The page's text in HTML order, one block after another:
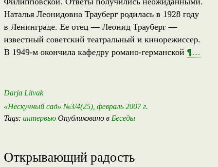
Наталья Леонидовна Трауберг родилась в 1928 году
в Ленинграде. Ее отец — Леонид Трауберг —
известный советский театральный и кинорежиссер.
В 1949-м окончила кафедру романо-германской ¶…
Darja Litvak
«Нескучный сад» №3/4(25), февраль 2007 г.
Tags: интервью Опубликовано в Беседы
Открывающий радость